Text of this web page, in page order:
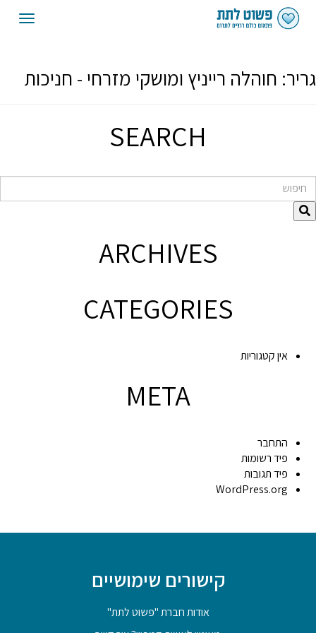
גריר: חוהלה רייניץ ומושקי מזרחי - חניכות
SEARCH
חיפוש
ARCHIVES
CATEGORIES
אין קטגוריות
META
התחבר
פיד רשומות
פיד תגובות
WordPress.org
קישורים שימושיים
אודות חברת "פשוט לתת"